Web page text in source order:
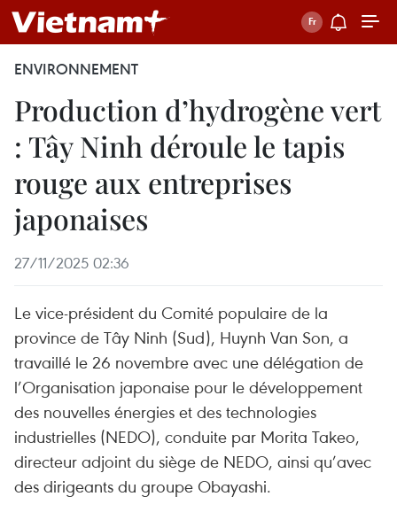
ENVIRONNEMENT
Production d’hydrogène vert
: Tây Ninh déroule le tapis
rouge aux entreprises
japonaises
27/11/2025 02:36
Le vice-président du Comité populaire de la
province de Tây Ninh (Sud), Huynh Van Son, a
travaillé le 26 novembre avec une délégation de
l’Organisation japonaise pour le développement
des nouvelles énergies et des technologies
industrielles (NEDO), conduite par Morita Takeo,
directeur adjoint du siège de NEDO, ainsi qu’avec
des dirigeants du groupe Obayashi.